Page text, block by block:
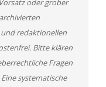
oder grober
redaktionellen
Bitte klären
Fragen
systematische